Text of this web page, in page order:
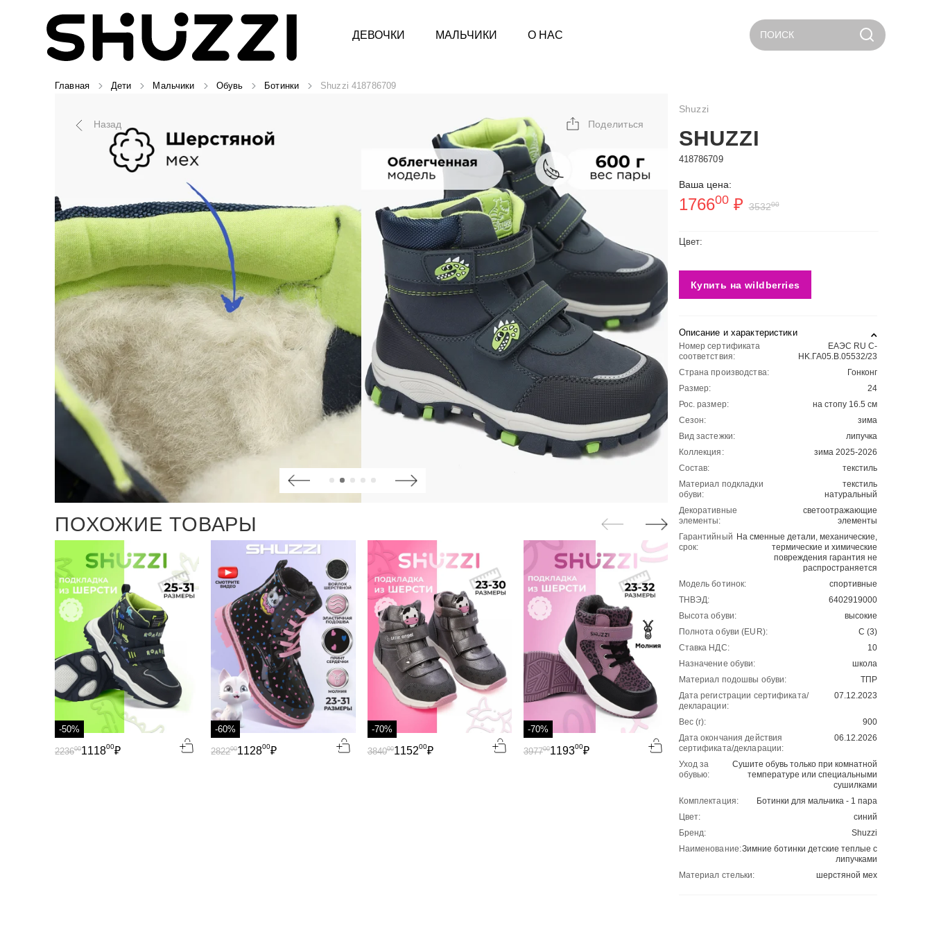
ДЕВОЧКИ МАЛЬЧИКИ О НАС ПОИСК
Главная Дети Мальчики Обувь Ботинки Shuzzi 418786709
Назад Поделиться
ПОХОЖИЕ ТОВАРЫ
-50%
111800₽
223600
-60%
112800₽
282200
-70%
115200₽
384000
-70%
119300₽
397700
-60%
119400₽
298500
Shuzzi
SHUZZI
418786709
Ваша цена:
176600₽ 353200
Цвет:
Купить на wildberries
Описание и характеристики
Номер сертификата
соответствия:
ЕАЭС RU С-
HK.ГА05.В.05532/23
Страна производства:
Гонконг
Размер:
24
Рос. размер:
на стопу 16.5 см
Сезон:
зима
Вид застежки:
липучка
Коллекция:
зима 2025-2026
Состав:
текстиль
Материал подкладки
обуви:
текстиль
натуральный
Декоративные
элементы:
светоотражающие
элементы
Гарантийный
срок:
На сменные детали, механические,
термические и химические
повреждения гарантия не
распространяется
Модель ботинок:
спортивные
ТНВЭД:
6402919000
Высота обуви:
высокие
Полнота обуви (EUR):
С (3)
Ставка НДС:
10
Назначение обуви:
школа
Материал подошвы обуви:
ТПР
Дата регистрации сертификата/
декларации:
07.12.2023
Вес (г):
900
Дата окончания действия
сертификата/декларации:
06.12.2026
Уход за
обувью:
Сушите обувь только при комнатной
температуре или специальными
сушилками
Комплектация:
Ботинки для мальчика - 1 пара
Цвет:
синий
Бренд:
Shuzzi
Наименование:Зимние ботинки детские теплые с
липучками
Материал стельки:
шерстяной мех